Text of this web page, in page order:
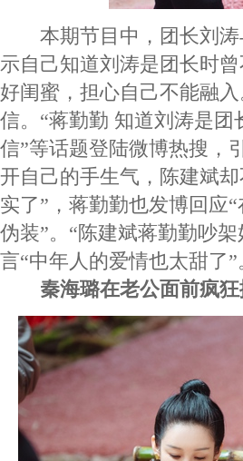
本期节目中，团长刘涛
示自己知道刘涛是团长时
好闺蜜，担心自己不能融
信。“蒋勤勤 知道刘涛是团
信”等话题登陆微博热搜，
开自己的手生气，陈建斌
实了”，蒋勤勤也发博回应
伪装”。“陈建斌蒋勤勤吵
言“中年人的爱情也太甜了”
秦海璐在老公面前疯